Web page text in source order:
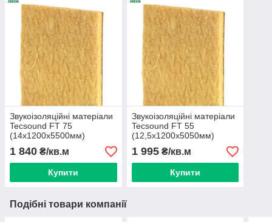
Звукоізоляційні матеріали
Tecsound FT 75
(14х1200х5500мм)
1 840 ₴/кв.м
Купити
Звукоізоляційні матеріали
Tecsound FT 55
(12,5х1200х5050мм)
1 995₴/кв.м
Купити
Подібні товари компанії